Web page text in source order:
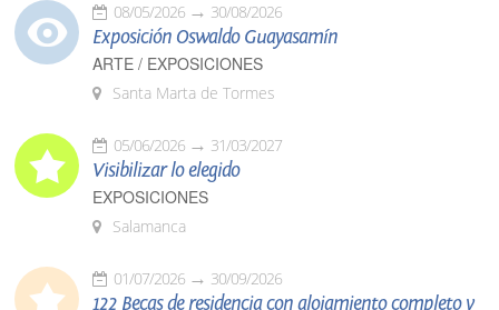
08/05/2026 30/08/2026
Exposición Oswaldo Guayasamín
ARTE / EXPOSICIONES
Santa Marta de Tormes
05/06/2026 31/03/2027
Visibilizar lo elegido
EXPOSICIONES
Salamanca
01/07/2026 30/09/2026
122 Becas de residencia con alojamiento completo y